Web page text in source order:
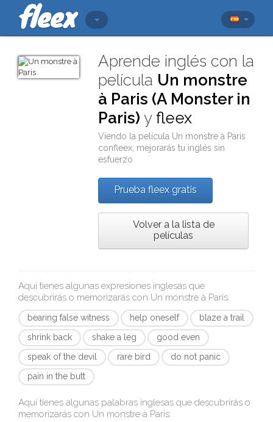
Aprende inglés con la
película Un monstre
à Paris (A Monster in
Paris) yfleex
Viendo la película Un monstre à Paris
confleex , mejorarás tu inglés sin
esfuerzo
Prueba fleex gratis
Volver a la lista de
películas
Aquí tienes algunas expresiones inglesas que
descubrirás o memorizarás con Un monstre à Paris:
bearing false witness help oneself
blaze a trail
shrink back
shake a leg
good even
speak of the devil
rare bird
do not panic
pain in the butt
Aquí tienes algunas palabras inglesas que descubrirás o
memorizarás con Un monstre à Paris: